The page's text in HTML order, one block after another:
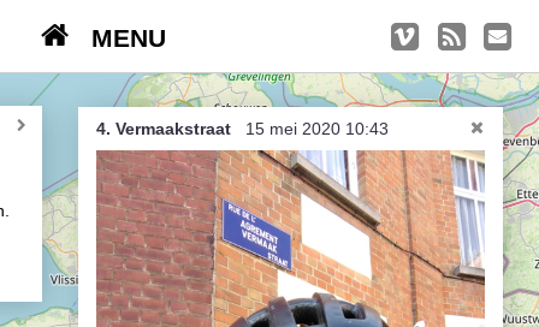
MENU
TRIPS
Kasseien
België / Duitsland / Nederland
Hoogtepunten
Soeperlange tocht
4. Vermaakstraat 15 mei 2020 10:43